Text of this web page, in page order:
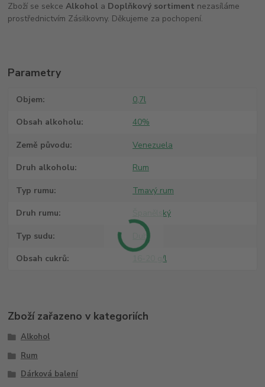
Zboží se sekceAlkohol a Doplňkový sortiment nezasíláme
prostřednictvím Zásilkovny. Děkujeme za pochopení.
Parametry
Objem 0,7l
Obsah alkoholu 40%
Země původu Venezuela
Druh alkoholu Rum
Typ rumu Tmavý rum
Druh rumu Španělský
Typ sudu Dub
Obsah cukrů 16-20 g/l
Zboží zařazeno v kategoriích
Alkohol
Rum
Dárková balení